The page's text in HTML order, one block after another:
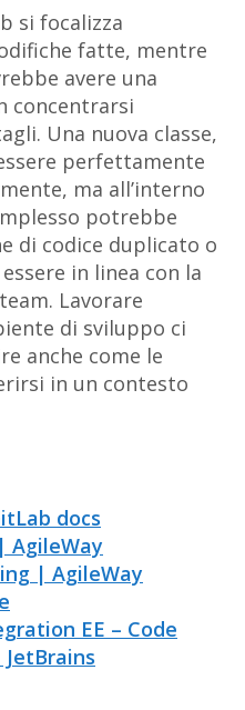
si focalizza
fatte, mentre
avere una
concentrarsi
Una nuova classe,
perfettamente
ma all’interno
potrebbe
di codice duplicato o
in linea con la
Lavorare
di sviluppo ci
anche come le
in un contesto
docs
AgileWay
| AgileWay
EE – Code